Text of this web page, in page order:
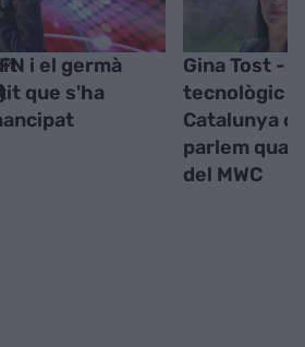
i el germà
que s'ha
Gina Tost -
tecnològic
Catalunya o
parlem
del MWC